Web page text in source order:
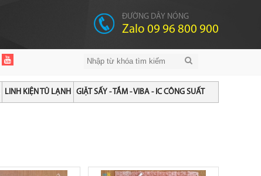
ĐƯỜNG DÂY NÓNG
Zalo 09 96 800 900
LINH KIỆN TỦ LẠNH GIẶT SẤY - TẮM - VIBA - IC CÔNG SUẤT